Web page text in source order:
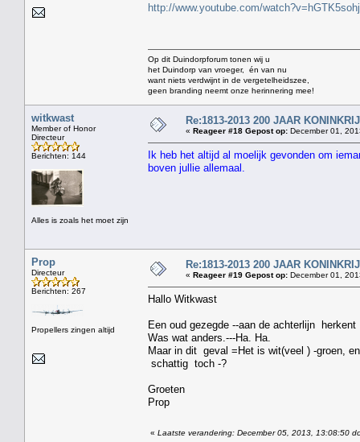
http://www.youtube.com/
Op dit Duindorpforum tonen wij u
het Duindorp van vroeger, én van nu
want niets verdwijnt in de vergetelheidszee,
geen branding neemt onze herinnering mee!
witkwast
Member of Honor
Directeur
Berichten: 144
Alles is zoals het moet zijn
Re:1813-2013 200 JAAR
« Reageer #18 Gepost op: December 01,
Ik heb het altijd al moelijk gevonden om
boven jullie allemaal.
Prop
Directeur
Berichten: 267
Propellers zingen altijd
Re:1813-2013 200 JAAR
« Reageer #19 Gepost op: December 01,
Hallo Witkwast
Een oud gezegde --aan de achterlijn
Was wat anders.---Ha. Ha.
Maar in dit geval =Het is wit(veel ) -groen,
schattig toch -?
Groeten
Prop
« Laatste verandering: December 05, 2013, 13:08:50